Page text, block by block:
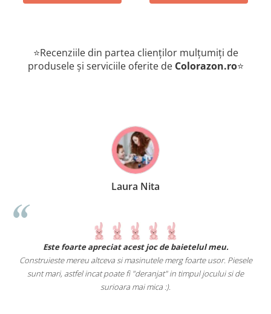
⭐Recenziile din partea clienților mulțumiți de
produsele și serviciile oferite de Colorazon.ro⭐
Laura Nita
Este foarte apreciat acest joc de baietelul meu.
Construieste mereu altceva si masinutele merg foarte usor. Piesele
sunt mari, astfel incat poate fi "deranjat" in timpul jocului si de
surioara mai mica :).